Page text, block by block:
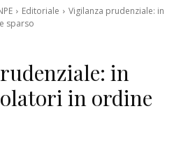
Editoriale
Vigilanza prudenziale: in
sparso
in
in ordine